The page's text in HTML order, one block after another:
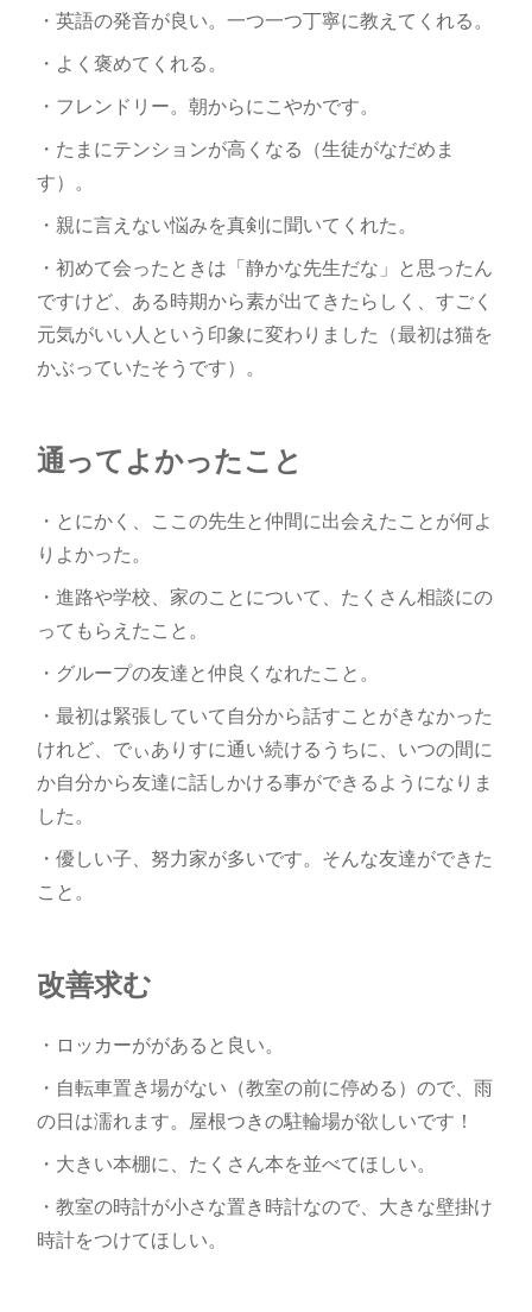
・英語の発音が良い。一つ一つ丁寧に教えてくれる。
・よく褒めてくれる。
・フレンドリー。朝からにこやかです。
・たまにテンションが高くなる（生徒がなだめま
す）。
・親に言えない悩みを真剣に聞いてくれた。
・初めて会ったときは「静かな先生だな」と思ったん
ですけど、ある時期から素が出てきたらしく、すごく
元気がいい人という印象に変わりました（最初は猫を
かぶっていたそうです）。
通ってよかったこと
・とにかく、ここの先生と仲間に出会えたことが何よ
りよかった。
・進路や学校、家のことについて、たくさん相談にの
ってもらえたこと。
・グループの友達と仲良くなれたこと。
・最初は緊張していて自分から話すことがきなかった
けれど、でぃありすに通い続けるうちに、いつの間に
か自分から友達に話しかける事ができるようになりま
した。
・優しい子、努力家が多いです。そんな友達ができた
こと。
改善求む
・ロッカーががあると良い。
・自転車置き場がない（教室の前に停める）ので、雨
の日は濡れます。屋根つきの駐輪場が欲しいです！
・大きい本棚に、たくさん本を並べてほしい。
・教室の時計が小さな置き時計なので、大きな壁掛け
時計をつけてほしい。